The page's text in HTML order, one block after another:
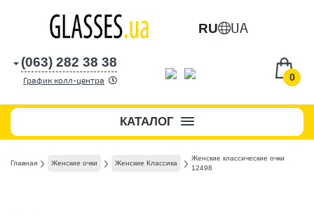
RU UA
0
(063) 282 38 38
График колл-центра
КАТАЛОГ
Главная Женские очки Женские Классика
Женские классические очки
12498